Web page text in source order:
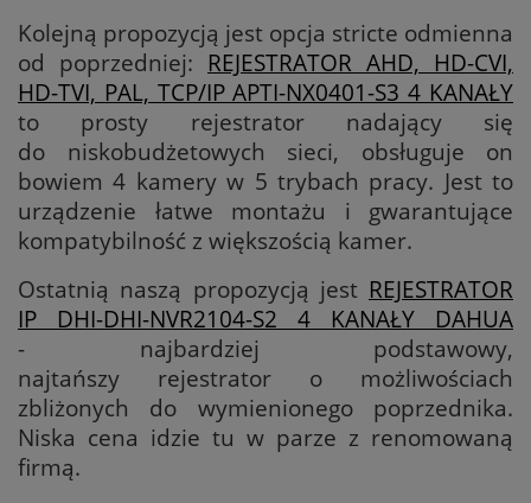
Kolejną propozycją jest opcja stricte odmienna
od poprzedniej: REJESTRATOR AHD, HD-CVI,
HD-TVI, PAL, TCP/IP APTI-NX0401-S3 4 KANAŁY
to prosty rejestrator nadający się
do niskobudżetowych sieci, obsługuje on
bowiem 4 kamery w 5 trybach pracy. Jest to
urządzenie łatwe montażu i gwarantujące
kompatybilność z większością kamer.
Ostatnią naszą propozycją jest REJESTRATOR
IP DHI-DHI-NVR2104-S2 4 KANAŁY DAHUA
- najbardziej podstawowy,
najtańszy rejestrator o możliwościach
zbliżonych do wymienionego poprzednika.
Niska cena idzie tu w parze z renomowaną
firmą.